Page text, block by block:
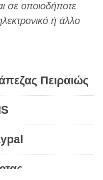
σε οποιοδήποτε
ή άλλο
Πειραιώς